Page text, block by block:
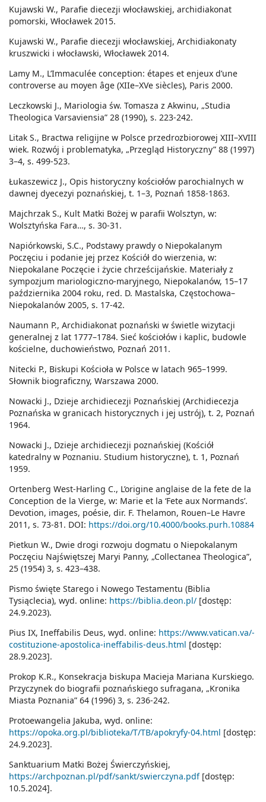
Kujawski W., Parafie diecezji włocławskiej, archidiakonat
pomorski, Włocławek 2015.
Kujawski W., Parafie diecezji włocławskiej, Archidiakonaty
kruszwicki i włocławski, Włocławek 2014.
Lamy M., L’Immaculée conception: étapes et enjeux d’une
controverse au moyen âge (XIIe–XVe siècles), Paris 2000.
Leczkowski J., Mariologia św. Tomasza z Akwinu, „Studia
Theologica Varsaviensia” 28 (1990), s. 223-242.
Litak S., Bractwa religijne w Polsce przedrozbiorowej XIII–XVIII
wiek. Rozwój i problematyka, „Przegląd Historyczny” 88 (1997)
3–4, s. 499-523.
Łukaszewicz J., Opis historyczny kościołów parochialnych w
dawnej dyecezyi poznańskiej, t. 1–3, Poznań 1858-1863.
Majchrzak S., Kult Matki Bożej w parafii Wolsztyn, w:
Wolsztyńska Fara…, s. 30-31.
Napiórkowski, S.C., Podstawy prawdy o Niepokalanym
Poczęciu i podanie jej przez Kościół do wierzenia, w:
Niepokalane Poczęcie i życie chrześcijańskie. Materiały z
sympozjum mariologiczno-maryjnego, Niepokalanów, 15–17
października 2004 roku, red. D. Mastalska, Częstochowa–
Niepokalanów 2005, s. 17-42.
Naumann P., Archidiakonat poznański w świetle wizytacji
generalnej z lat 1777–1784. Sieć kościołów i kaplic, budowle
kościelne, duchowieństwo, Poznań 2011.
Nitecki P., Biskupi Kościoła w Polsce w latach 965–1999.
Słownik biograficzny, Warszawa 2000.
Nowacki J., Dzieje archidiecezji Poznańskiej (Archidiecezja
Poznańska w granicach historycznych i jej ustrój), t. 2, Poznań
1964.
Nowacki J., Dzieje archidiecezji poznańskiej (Kościół
katedralny w Poznaniu. Studium historyczne), t. 1, Poznań
1959.
Ortenberg West-Harling C., L’origine anglaise de la fete de la
Conception de la Vierge, w: Marie et la ‘Fete aux Normands’.
Devotion, images, poésie, dir. F. Thelamon, Rouen–Le Havre
2011, s. 73-81. DOI: https://doi.org/10.4000/books.purh.10884
Pietkun W., Dwie drogi rozwoju dogmatu o Niepokalanym
Poczęciu Najświętszej Maryi Panny, „Collectanea Theologica”,
25 (1954) 3, s. 423–438.
Pismo święte Starego i Nowego Testamentu (Biblia
Tysiąclecia), wyd. online: https://biblia.deon.pl/ [dostęp:
24.9.2023).
Pius IX, Ineffabilis Deus, wyd. online: https://www.vatican.va/-
costituzione-apostolica-ineffabilis-deus.html [dostęp:
28.9.2023].
Prokop K.R., Konsekracja biskupa Macieja Mariana Kurskiego.
Przyczynek do biografii poznańskiego sufragana, „Kronika
Miasta Poznania” 64 (1996) 3, s. 236-242.
Protoewangelia Jakuba, wyd. online:
https://opoka.org.pl/biblioteka/T/TB/apokryfy-04.html [dostęp:
24.9.2023].
Sanktuarium Matki Bożej Świerczyńskiej,
https://archpoznan.pl/pdf/sankt/swierczyna.pdf[dostęp:
10.5.2024].